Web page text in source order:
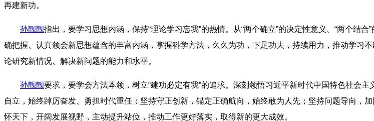
再建新功。
孙靓靓指出，要学习思想内涵，保持“理论学习忘我”的热情。从“两个确立”的决定性意义、“两个结
确把握、认真领会新思想蕴含的丰富内涵，掌握科学方法，久久为功，下足功夫，持续用力，推动学习
论研究新情况、解决新问题的能力和水平。
孙靓靓要求，要学会方法本领，树立“建功必定有我”的追求。深刻领悟习近平新时代中国特色社会
自立，始终踔厉奋发、勇担时代重任；坚持守正创新，锚定正确航向，始终敢为人先；坚持问题导向，
怀天下，开阔发展视野，主动提升站位，推动工作更好落实，取得新的更大成效。